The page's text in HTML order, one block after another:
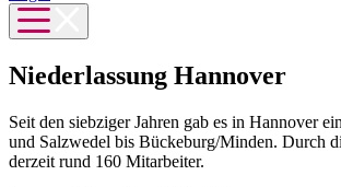
Niederlassung Hannover
Seit den siebziger Jahren gab es in Hannover
und Salzwedel bis Bückeburg/Minden. Durch
derzeit rund 160 Mitarbeiter.